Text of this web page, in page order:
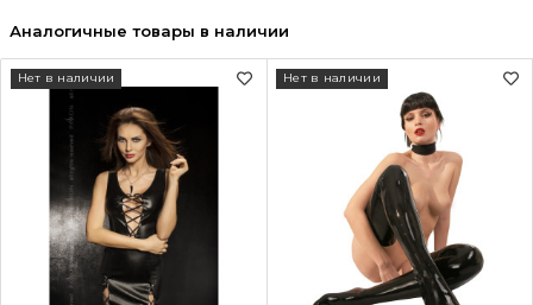
Аналогичные товары в наличии
Нет в наличии Нет в наличии